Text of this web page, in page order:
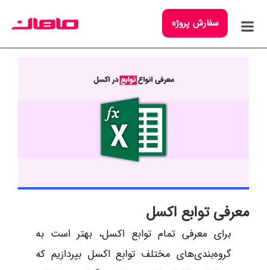
سفارش پروژه
معرفی توابع اکسل
برای معرفی تمام توابع اکسل، بهتر است به
گروه‌بندی‌های مختلف توابع اکسل بپردازیم که